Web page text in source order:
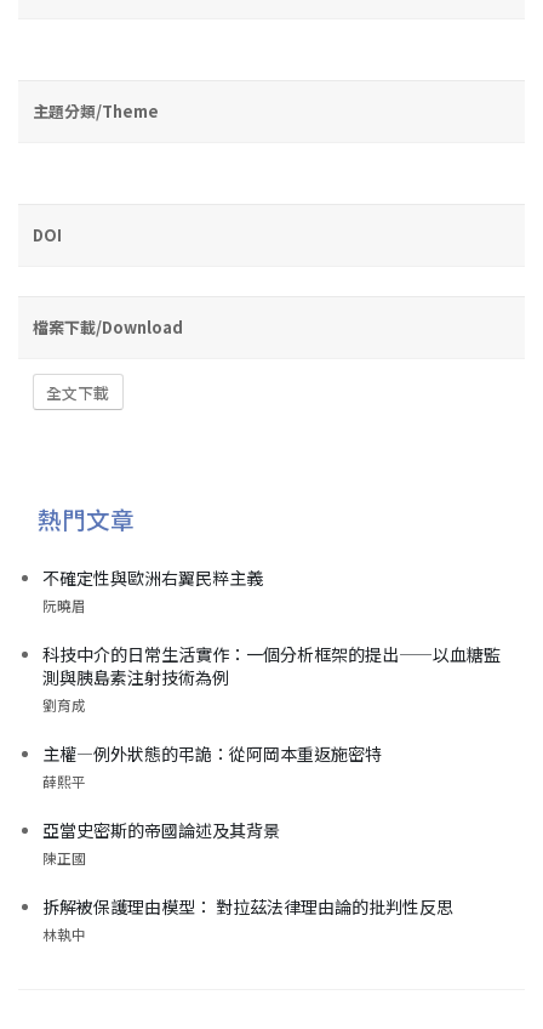
主題分類/Theme
DOI
檔案下載/Download
全文下載
熱門文章
不確定性與歐洲右翼民粹主義
阮曉眉
科技中介的日常生活實作：一個分析框架的提出——以血糖監
測與胰島素注射技術為例
劉育成
主權—例外狀態的弔詭：從阿岡本重返施密特
薛熙平
亞當史密斯的帝國論述及其背景
陳正國
拆解被保護理由模型： 對拉茲法律理由論的批判性反思
林執中